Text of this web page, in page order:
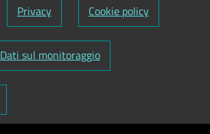
Privacy Cookie policy
Dati sul monitoraggio